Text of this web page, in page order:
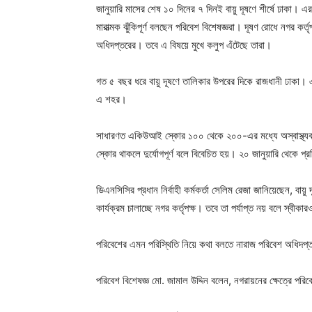
জানুয়ারি মাসের শেষ ১০ দিনের ৭ দিনই বায়ু দূষণে শীর্ষে
মারাত্মক ঝুঁকিপূর্ণ বলছেন পরিবেশ বিশেষজ্ঞরা। দূষণ রোধে নগর
অধিদপ্তরের। তবে এ বিষয়ে মুখে কলুপ এঁটেছে তারা।
গত ৫ বছর ধরে বায়ু দূষণে তালিকার উপরের দিকে রাজধানী
এ শহর।
সাধারণত একিউআই স্কোর ১০০ থেকে ২০০-এর মধ্যে
স্কোর থাকলে দুর্যোগপূর্ণ বলে বিবেচিত হয়। ২০ জানুয়ারি
ডিএনসিসির প্রধান নির্বাহী কর্মকর্তা সেলিম রেজা জানিয়েছেন,
কার্যক্রম চালাচ্ছে নগর কর্তৃপক্ষ। তবে তা পর্যাপ্ত নয় বলে
পরিবেশের এমন পরিস্থিতি নিয়ে কথা বলতে নারাজ পরিবেশ
পরিবেশ বিশেষজ্ঞ মো. জামাল উদ্দিন বলেন, নগরায়নের ক্ষেত্রে